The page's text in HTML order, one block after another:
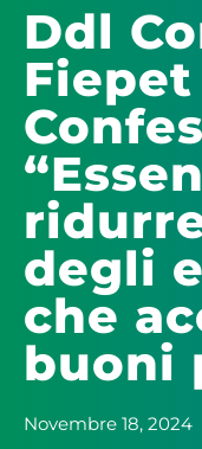
Ddl
Fiepet
degli
che
buoni
Novembre 18, 2024